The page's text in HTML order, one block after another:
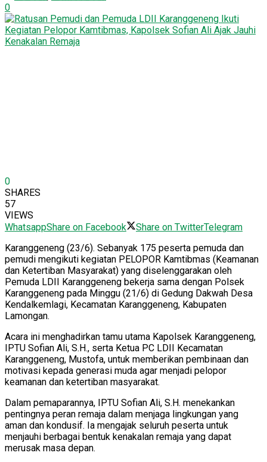
0
0
SHARES
57
VIEWS
WhatsappShare on Facebook Share on TwitterTelegram
Karanggeneng (23/6). Sebanyak 175 peserta pemuda dan
pemudi mengikuti kegiatan PELOPOR Kamtibmas (Keamanan
dan Ketertiban Masyarakat) yang diselenggarakan oleh
Pemuda LDII Karanggeneng bekerja sama dengan Polsek
Karanggeneng pada Minggu (21/6) di Gedung Dakwah Desa
Kendalkemlagi, Kecamatan Karanggeneng, Kabupaten
Lamongan.
Acara ini menghadirkan tamu utama Kapolsek Karanggeneng,
IPTU Sofian Ali, S.H., serta Ketua PC LDII Kecamatan
Karanggeneng, Mustofa, untuk memberikan pembinaan dan
motivasi kepada generasi muda agar menjadi pelopor
keamanan dan ketertiban masyarakat.
Dalam pemaparannya, IPTU Sofian Ali, S.H. menekankan
pentingnya peran remaja dalam menjaga lingkungan yang
aman dan kondusif. Ia mengajak seluruh peserta untuk
menjauhi berbagai bentuk kenakalan remaja yang dapat
merusak masa depan.